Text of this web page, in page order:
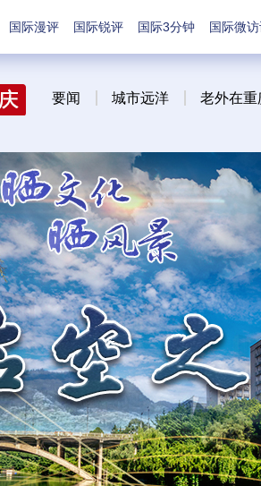
国际漫评 国际锐评 国际3分钟 国际微
要闻 城市远洋 老外在重